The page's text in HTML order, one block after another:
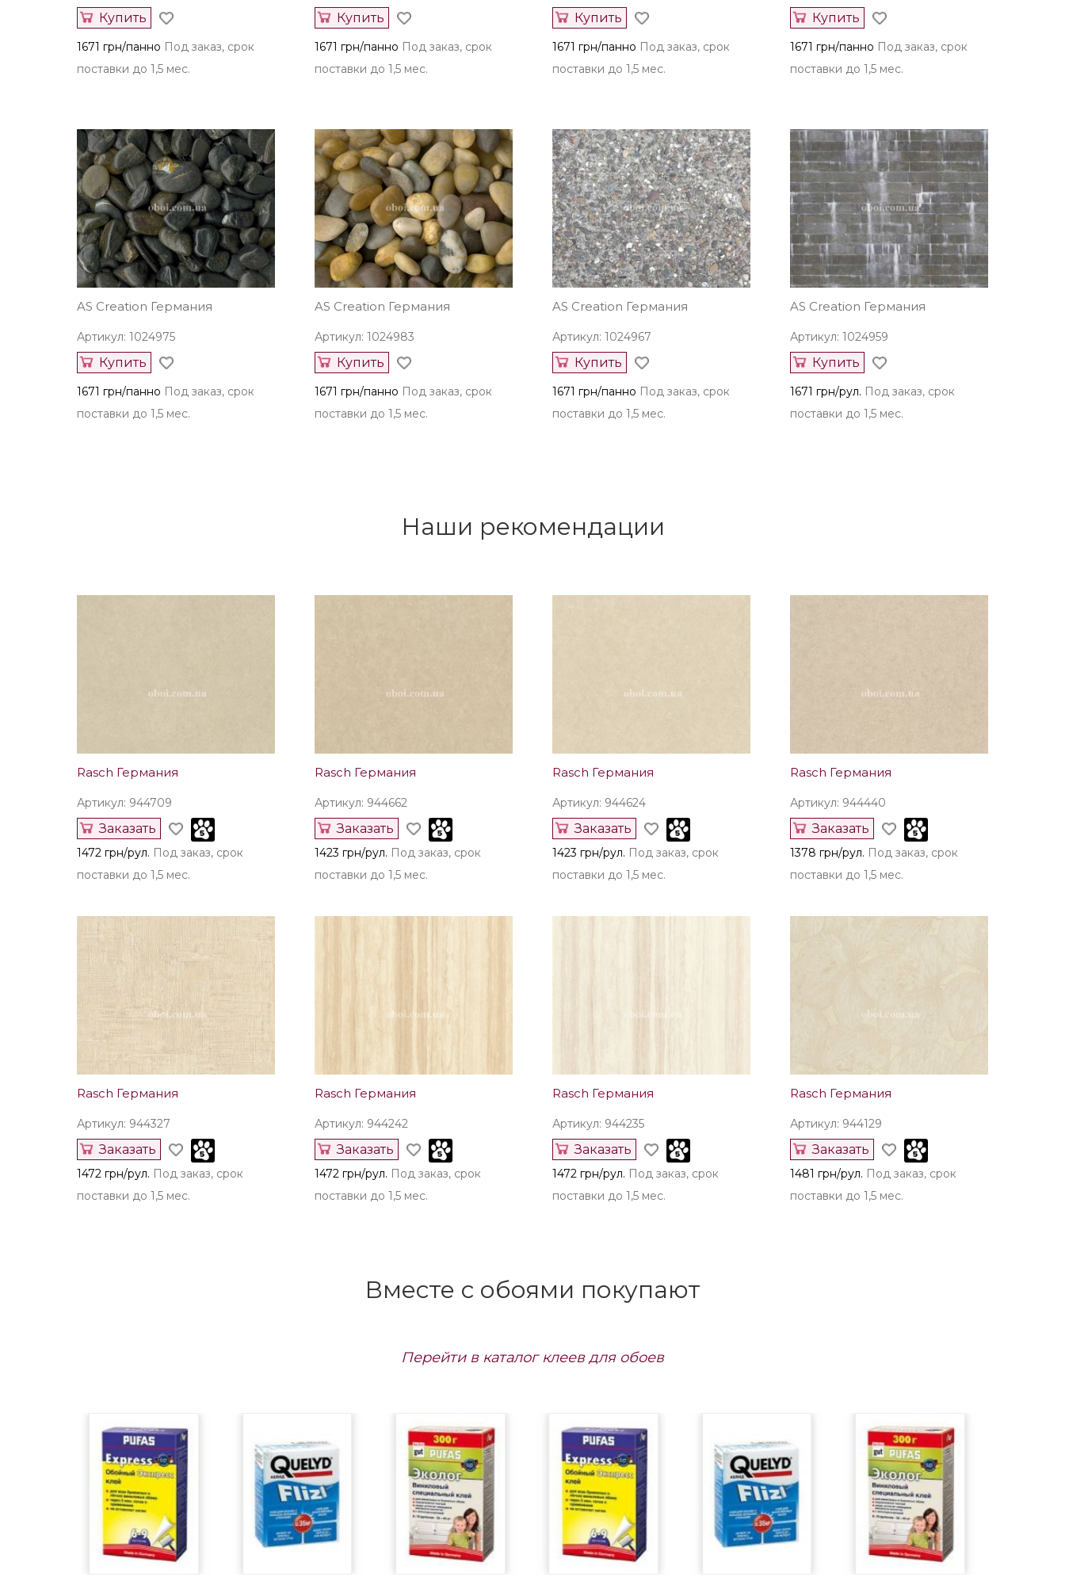
Купить
1671 грн/панно Под заказ, срок
поставки до 1,5 мес.
Купить
1671 грн/панно Под заказ, срок
поставки до 1,5 мес.
Купить
1671 грн/панно Под заказ, срок
поставки до 1,5 мес.
Купить
1671 грн/панно Под заказ, срок
поставки до 1,5 мес.
AS Creation Германия
Артикул: 1024975
Купить
1671 грн/панно Под заказ, срок
поставки до 1,5 мес.
AS Creation Германия
Артикул: 1024983
Купить
1671 грн/панно Под заказ, срок
поставки до 1,5 мес.
AS Creation Германия
Артикул: 1024967
Купить
1671 грн/панно Под заказ, срок
поставки до 1,5 мес.
AS Creation Германия
Артикул: 1024959
Купить
1671 грн/рул. Под заказ, срок
поставки до 1,5 мес.
Наши рекомендации
Rasch Германия
Артикул: 944709
Заказать
1472 грн/рул. Под заказ, срок
поставки до 1,5 мес.
Rasch Германия
Артикул: 944662
Заказать
1423 грн/рул. Под заказ, срок
поставки до 1,5 мес.
Rasch Германия
Артикул: 944624
Заказать
1423 грн/рул. Под заказ, срок
поставки до 1,5 мес.
Rasch Германия
Артикул: 944440
Заказать
1378 грн/рул. Под заказ, срок
поставки до 1,5 мес.
Rasch Германия
Артикул: 944327
Заказать
1472 грн/рул. Под заказ, срок
поставки до 1,5 мес.
Rasch Германия
Артикул: 944242
Заказать
1472 грн/рул. Под заказ, срок
поставки до 1,5 мес.
Rasch Германия
Артикул: 944235
Заказать
1472 грн/рул. Под заказ, срок
поставки до 1,5 мес.
Rasch Германия
Артикул: 944129
Заказать
1481 грн/рул. Под заказ, срок
поставки до 1,5 мес.
Вместе с обоями покупают
Перейти в каталог клеев для обоев